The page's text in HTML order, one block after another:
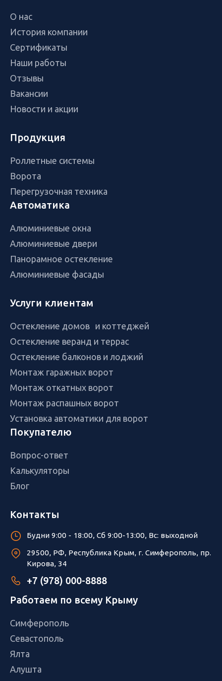
О нас
История компании
Сертификаты
Наши работы
Отзывы
Вакансии
Новости и акции
Продукция
Роллетные системы
Ворота
Перегрузочная техника
Автоматика
Алюминиевые окна
Алюминиевые двери
Панорамное остекление
Алюминиевые фасады
Услуги клиентам
Остекление домов и коттеджей
Остекление веранд и террас
Остекление балконов и лоджий
Монтаж гаражных ворот
Монтаж откатных ворот
Монтаж распашных ворот
Установка автоматики для ворот
Покупателю
Вопрос-ответ
Калькуляторы
Блог
Контакты
Будни 9:00 - 18:00, Сб 9:00-13:00, Вс: выходной
29500, РФ, Республика Крым, г. Симферополь, пр.
Кирова, 34
+7 (978) 000-8888
Работаем по всему Крыму
Симферополь
Севастополь
Ялта
Алушта